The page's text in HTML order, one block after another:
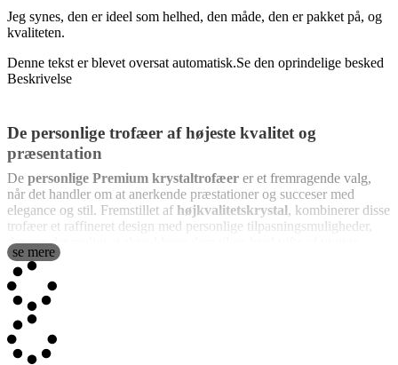
Jeg synes, den er ideel som helhed, den måde, den er pakket på, og
kvaliteten.
Denne tekst er blevet oversat automatisk.Se den oprindelige besked
Beskrivelse
De personlige trofæer af højeste kvalitet og
præsentation
De personlige Premium krystaltrofæer er et fremragende valg,
når det handler om at anerkende præstationer og succeser med
elegance og stil. Fremstillet af højkvalitetskrystal, kombinerer disse
trofæer et raffineret design med personlige tilpasningsmuligheder,
der gør det muligt at skræddersy dem til en bred vifte af vigtige
begivenheder. Med en træbase, der tilføjer et ekstra strejf af
sofistikering, bliver disse trofæer et varigt symbol på succes og
anerkendelse. Den store opmærksomhed på detaljer i fremstillingen
sikrer, at hvert enkelt stykke er et unikt kunstværk, perfekt til dem,
der ønsker at imponere med et ekstraordinært trofæ. Krystallen og
basen har en betydelig tykkelse, og du vil bemærke, at de vejer mere
end andre lignende mere basale trofæer.
se mere